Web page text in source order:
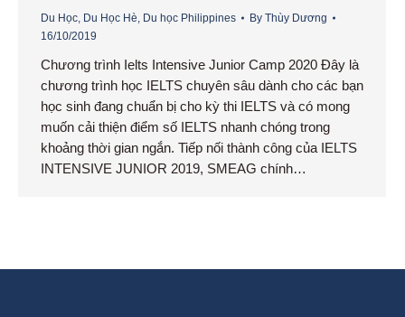
Du Học, Du Học Hè, Du học Philippines By Thùy Dương
16/10/2019
Chương trình Ielts Intensive Junior Camp 2020 Đây là
chương trình học IELTS chuyên sâu dành cho các bạn
học sinh đang chuẩn bị cho kỳ thi IELTS và có mong
muốn cải thiện điểm số IELTS nhanh chóng trong
khoảng thời gian ngắn. Tiếp nối thành công của IELTS
INTENSIVE JUNIOR 2019, SMEAG chính…